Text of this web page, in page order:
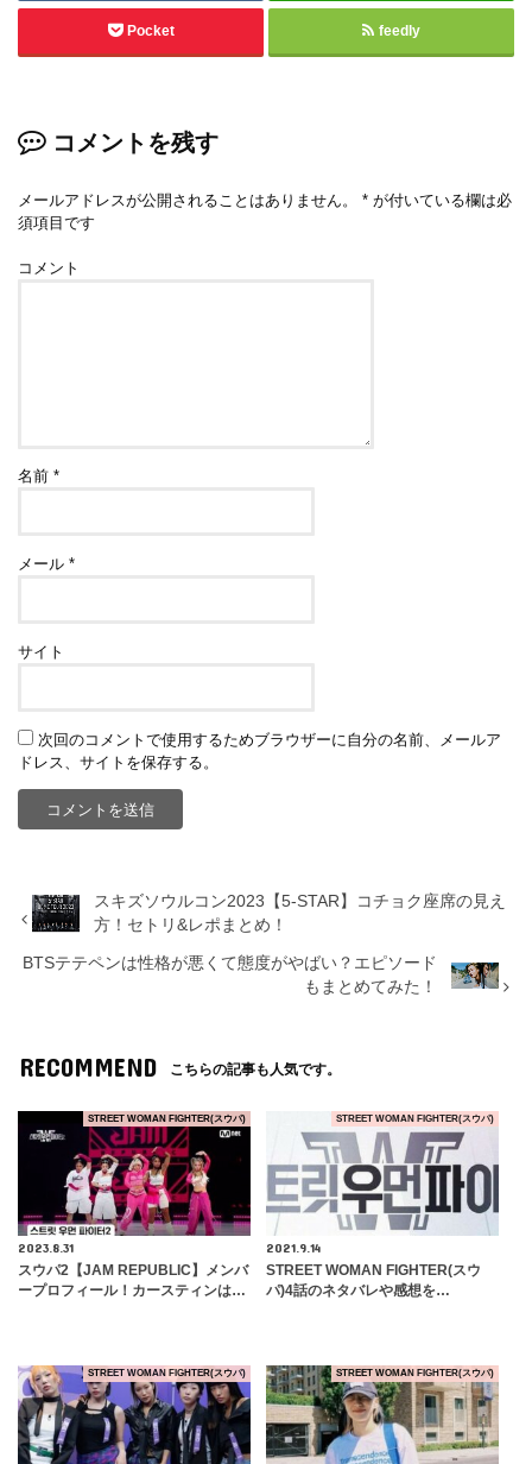
Pocket feedly
コメントを残す
メールアドレスが公開されることはありません。 * が付いている欄は必
須項目です
コメント
名前*
メール*
サイト
次回のコメントで使用するためブラウザーに自分の名前、メールア
ドレス、サイトを保存する。
スキズソウルコン2023【5-STAR】コチョク座席の見え
方！セトリ&レポまとめ！
BTSテテペンは性格が悪くて態度がやばい？エピソード
もまとめてみた！
RECOMMEND こちらの記事も人気です。
STREET WOMAN FIGHTER(スウパ)
2023.8.31
スウパ2【JAM REPUBLIC】メンバ
ープロフィール！カースティンは…
STREET WOMAN FIGHTER(スウパ)
2021.9.14
STREET WOMAN FIGHTER(スウ
パ)4話のネタバレや感想を…
STREET WOMAN FIGHTER(スウパ) STREET WOMAN FIGHTER(スウパ)